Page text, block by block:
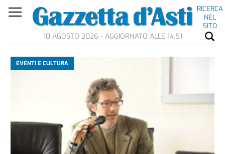
RICERCA
NEL
SITO
10 AGOSTO 2026 - AGGIORNATO ALLE 14.51
EVENTI E CULTURA